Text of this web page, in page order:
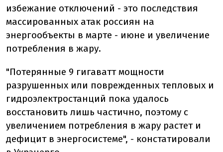
избежание отключений - это последствия
массированных атак россиян на
энергообъекты в марте - июне и увеличение
потребления в жару.
"Потерянные 9 гигаватт мощности
разрушенных или поврежденных тепловых и
гидроэлектростанций пока удалось
восстановить лишь частично, поэтому с
увеличением потребления в жару растет и
дефицит в энергосистеме", - констатировали